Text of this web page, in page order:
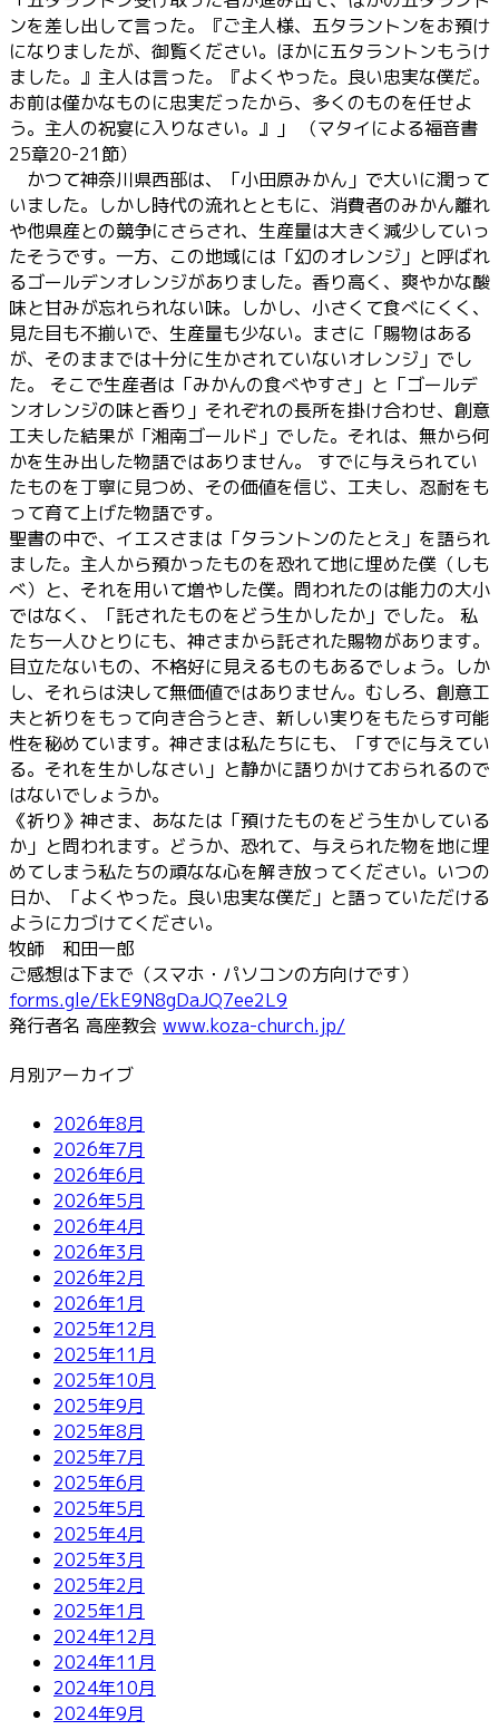
ンを差し出して言った。『ご主人様、五タラントンをお預け
になりましたが、御覧ください。ほかに五タラントンもうけ
ました。』主人は言った。『よくやった。良い忠実な僕だ。
お前は僅かなものに忠実だったから、多くのものを任せよ
う。主人の祝宴に入りなさい。』」 （マタイによる福音書
25章20-21節）
かつて神奈川県西部は、「小田原みかん」で大いに潤って
いました。しかし時代の流れとともに、消費者のみかん離れ
や他県産との競争にさらされ、生産量は大きく減少していっ
たそうです。一方、この地域には「幻のオレンジ」と呼ばれ
るゴールデンオレンジがありました。香り高く、爽やかな酸
味と甘みが忘れられない味。しかし、小さくて食べにくく、
見た目も不揃いで、生産量も少ない。まさに「賜物はある
が、そのままでは十分に生かされていないオレンジ」でし
た。 そこで生産者は「みかんの食べやすさ」と「ゴールデ
ンオレンジの味と香り」それぞれの長所を掛け合わせ、創意
工夫した結果が「湘南ゴールド」でした。それは、無から何
かを生み出した物語ではありません。 すでに与えられてい
たものを丁寧に見つめ、その価値を信じ、工夫し、忍耐をも
って育て上げた物語です。
聖書の中で、イエスさまは「タラントンのたとえ」を語られ
ました。主人から預かったものを恐れて地に埋めた僕（しも
べ）と、それを用いて増やした僕。問われたのは能力の大小
ではなく、「託されたものをどう生かしたか」でした。 私
たち一人ひとりにも、神さまから託された賜物があります。
目立たないもの、不格好に見えるものもあるでしょう。しか
し、それらは決して無価値ではありません。むしろ、創意工
夫と祈りをもって向き合うとき、新しい実りをもたらす可能
性を秘めています。神さまは私たちにも、「すでに与えてい
る。それを生かしなさい」と静かに語りかけておられるので
はないでしょうか。
《祈り》神さま、あなたは「預けたものをどう生かしている
か」と問われます。どうか、恐れて、与えられた物を地に埋
めてしまう私たちの頑なな心を解き放ってください。いつの
日か、「よくやった。良い忠実な僕だ」と語っていただける
ように力づけてください。
牧師 和田一郎
ご感想は下まで（スマホ・パソコンの方向けです）
forms.gle/EkE9N8gDaJQ7ee2L9
発行者名 高座教会 www.koza-church.jp/
月別アーカイブ
2026年8月
2026年7月
2026年6月
2026年5月
2026年4月
2026年3月
2026年2月
2026年1月
2025年12月
2025年11月
2025年10月
2025年9月
2025年8月
2025年7月
2025年6月
2025年5月
2025年4月
2025年3月
2025年2月
2025年1月
2024年12月
2024年11月
2024年10月
2024年9月